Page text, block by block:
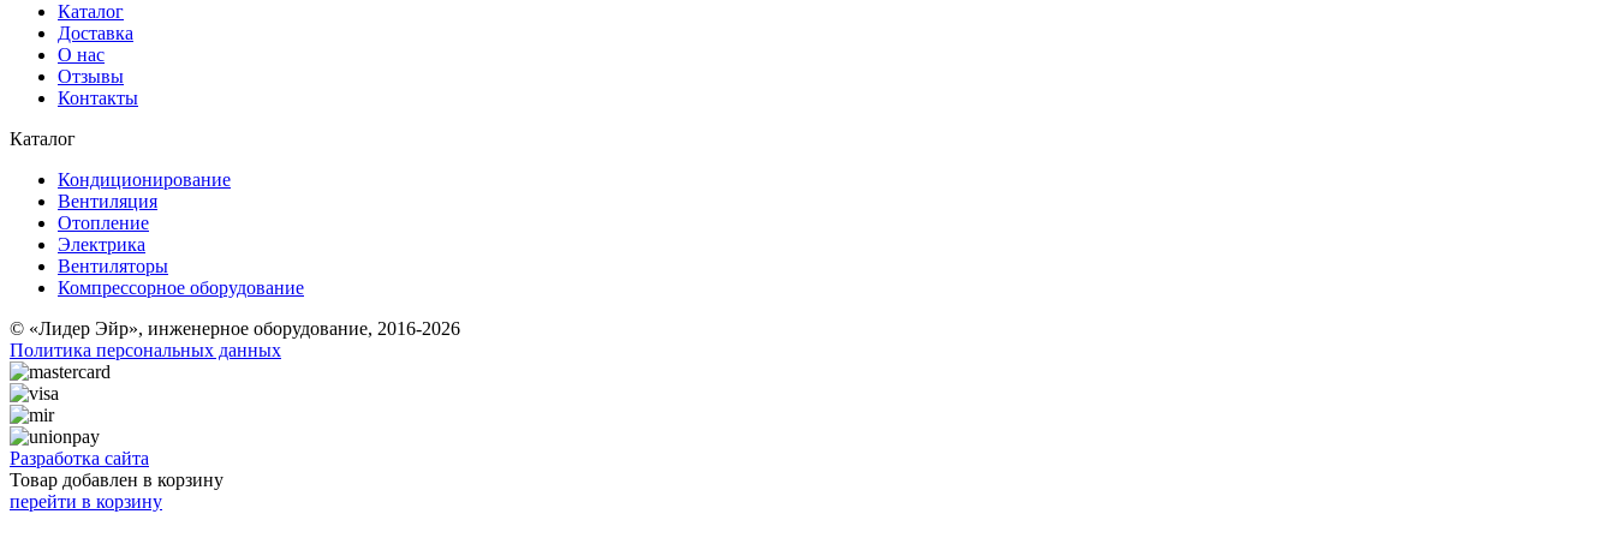
Каталог
Доставка
О нас
Отзывы
Контакты
Каталог
Кондиционирование
Вентиляция
Отопление
Электрика
Вентиляторы
Компрессорное оборудование
© «Лидер Эйр», инженерное оборудование, 2016-2026
Политика персональных данных
Разработка сайта
Товар добавлен в корзину
перейти в корзину